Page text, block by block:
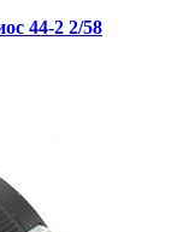
44-2 2/58